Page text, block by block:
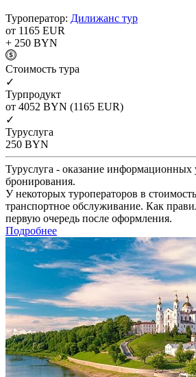
Туроператор: Дилижанс тур
от 1165 EUR
+ 250 BYN
Cтоимость тура
✓
Турпродукт
от 4052 BYN (1165 EUR)
✓
Туруслуга
250 BYN
Туруслуга - оказание информационных
бронирования.
У некоторых туроператоров в
транспортное обслуживание. Как
первую очередь после оформления.
Подробнее